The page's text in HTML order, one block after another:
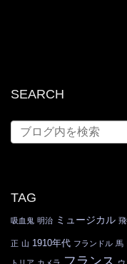
SEARCH
TAG
吸血鬼 明治 ミュージカル
正 山 1910年代 フランドル 馬
トリア カメラ フランス